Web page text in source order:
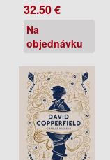
32.50 €
Na
objednávku